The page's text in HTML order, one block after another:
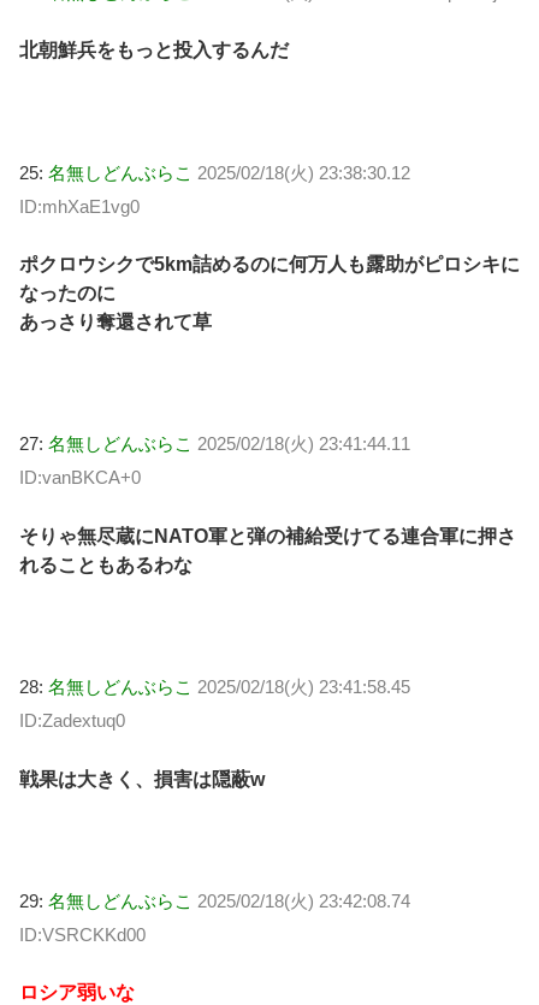
北朝鮮兵をもっと投入するんだ
25: 名無しどんぶらこ 2025/02/18(火) 23:38:30.12
ID:mhXaE1vg0
ポクロウシクで5km詰めるのに何万人も露助がピロシキに
なったのに
あっさり奪還されて草
27: 名無しどんぶらこ 2025/02/18(火) 23:41:44.11
ID:vanBKCA+0
そりゃ無尽蔵にNATO軍と弾の補給受けてる連合軍に押さ
れることもあるわな
28: 名無しどんぶらこ 2025/02/18(火) 23:41:58.45
ID:Zadextuq0
戦果は大きく、損害は隠蔽w
29: 名無しどんぶらこ 2025/02/18(火) 23:42:08.74
ID:VSRCKKd00
ロシア弱いな